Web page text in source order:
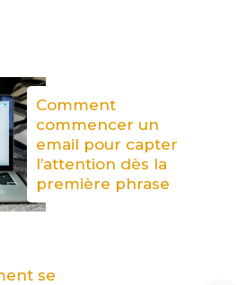
Comment
commencer un
email pour capter
l’attention dès la
première phrase
se